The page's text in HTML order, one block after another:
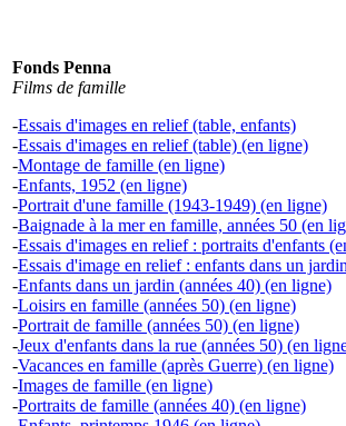
Fonds Penna
Films de famille
-Essais d'images en relief (table, enfants)
-Essais d'images en relief (table) (en ligne)
-Montage de famille (en ligne)
-Enfants, 1952 (en ligne)
-Portrait d'une famille (1943-1949) (en ligne)
-Baignade à la mer en famille, années 50 (en
-Essais d'images en relief : portraits d'enfants
-Essais d'image en relief : enfants dans un jardin
-Enfants dans un jardin (années 40) (en ligne)
-Loisirs en famille (années 50) (en ligne)
-Portrait de famille (années 50) (en ligne)
-Jeux d'enfants dans la rue (années 50) (en
-Vacances en famille (après Guerre) (en ligne)
-Images de famille (en ligne)
-Portraits de famille (années 40) (en ligne)